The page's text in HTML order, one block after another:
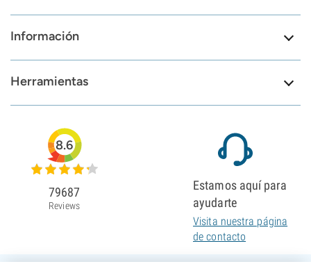
Información
Herramientas
8.6
79687
Reviews
Estamos aquí para
ayudarte
Visita nuestra página
de contacto